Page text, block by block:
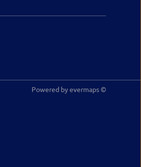
Powered byevermaps ©